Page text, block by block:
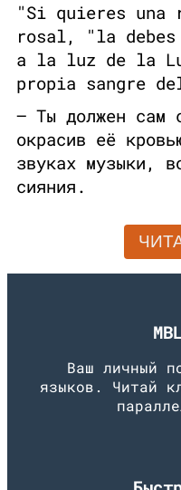
"Si quieres
rosal, "la debes
a la luz de la
propia sangre
— Ты должен сам
окрасив её
звуках музыки,
сияния.
Ваш личный
языков. Читай